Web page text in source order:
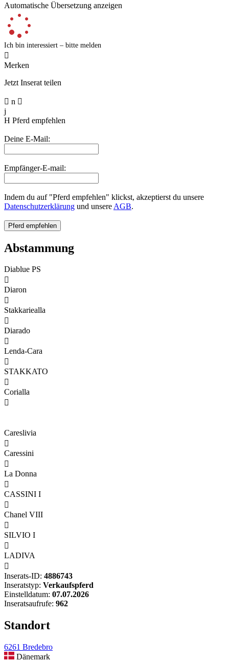
Automatische Übersetzung anzeigen
Ich bin interessiert – bitte melden

Merken
Jetzt Inserat teilen
 n 
j
H Pferd empfehlen
Deine E-Mail:
Empfänger-E-mail:
Indem du auf "Pferd empfehlen" klickst, akzeptierst du unsere
Datenschutzerklärung und unsere AGB.
Abstammung
Diablue PS

Diaron

Stakkariealla

Diarado

Lenda-Cara

STAKKATO

Corialla

Careslivia

Caressini

La Donna

CASSINI I

Chanel VIII

SILVIO I

LADIVA

Inserats-ID: 4886743
Inseratstyp: Verkaufspferd
Einstelldatum: 07.07.2026
Inseratsaufrufe: 962
Standort
6261 Bredebro
Dänemark